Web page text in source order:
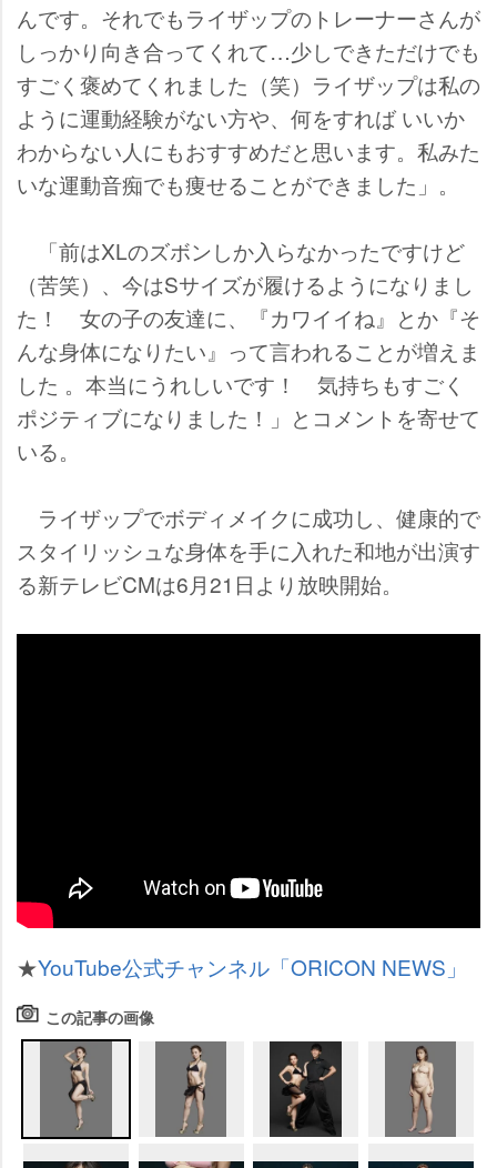
んです。それでもライザップのトレーナーさんが
しっかり向き合ってくれて…少しできただけでも
すごく褒めてくれました（笑）ライザップは私の
ように運動経験がない方や、何をすれば いいか
わからない人にもおすすめだと思います。私みた
いな運動音痴でも痩せることができました」。
「前はXLのズボンしか入らなかったですけど
（苦笑）、今はSサイズが履けるようになりまし
た！ 女の子の友達に、『カワイイね』とか『そ
んな身体になりたい』って言われることが増えま
した 。本当にうれしいです！ 気持ちもすごく
ポジティブになりました！」とコメントを寄せて
いる。
ライザップでボディメイクに成功し、健康的で
スタイリッシュな身体を手に入れた和地が出演す
る新テレビCMは6月21日より放映開始。
★YouTube公式チャンネル「ORICON NEWS」
この記事の画像